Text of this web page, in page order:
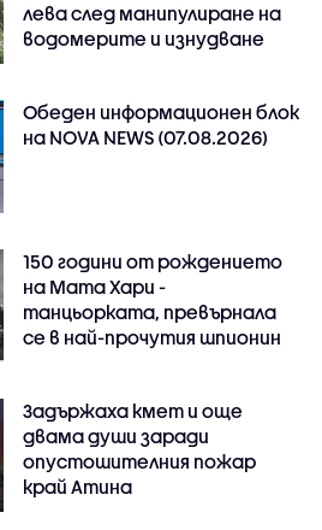
лева след манипулиране на
водомерите и изнудване
Обеден информационен блок
на NOVA NEWS (07.08.2026)
150 години от рождението
на Мата Хари -
танцьорката, превърнала
се в най-прочутия шпионин
Задържаха кмет и още
двама души заради
опустошителния пожар
край Атина